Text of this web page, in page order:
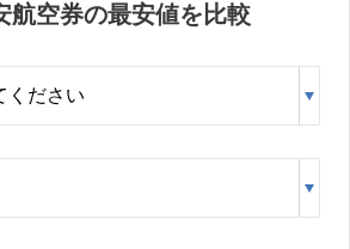
航空券の最安値を比較